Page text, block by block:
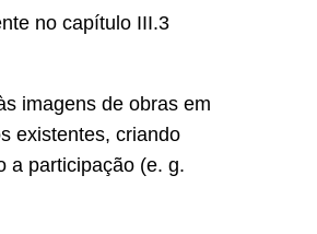
no capítulo III.3
imagens de obras em
existentes, criando
a participação (e. g.